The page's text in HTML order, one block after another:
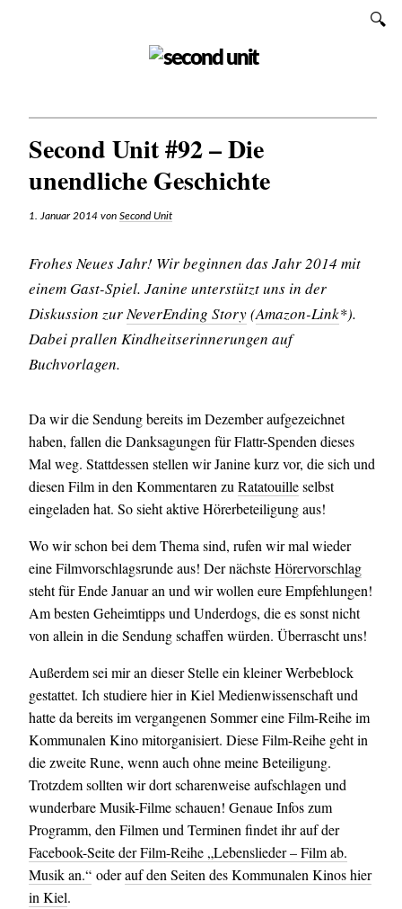
Second Unit #92 – Die
unendliche Geschichte
1. Januar 2014 von Second Unit
Frohes Neues Jahr! Wir beginnen das Jahr 2014 mit
einem Gast-Spiel. Janine unterstützt uns in der
Diskussion zurNeverEnding Story(Amazon-Link*).
Dabei prallen Kindheitserinnerungen auf
Buchvorlagen.
Da wir die Sendung bereits im Dezember aufgezeichnet
haben, fallen die Danksagungen für Flattr-Spenden dieses
Mal weg. Stattdessen stellen wir Janine kurz vor, die sich und
diesen Film in den Kommentaren zu Ratatouilleselbst
eingeladen hat. So sieht aktive Hörerbeteiligung aus!
Wo wir schon bei dem Thema sind, rufen wir mal wieder
eine Filmvorschlagsrunde aus! Der nächsteHörervorschlag
steht für Ende Januar an und wir wollen eure Empfehlungen!
Am besten Geheimtipps und Underdogs, die es sonst nicht
von allein in die Sendung schaffen würden. Überrascht uns!
Außerdem sei mir an dieser Stelle ein kleiner Werbeblock
gestattet. Ich studiere hier in Kiel Medienwissenschaft und
hatte da bereits im vergangenen Sommer eine Film-Reihe im
Kommunalen Kino mitorganisiert. Diese Film-Reihe geht in
die zweite Rune, wenn auch ohne meine Beteiligung.
Trotzdem sollten wir dort scharenweise aufschlagen und
wunderbare Musik-Filme schauen! Genaue Infos zum
Programm, den Filmen und Terminen findet ihr auf der
Facebook-Seite der Film-Reihe „Lebenslieder – Film ab.
Musik an.“oderauf den Seiten des Kommunalen Kinos hier
in Kiel.